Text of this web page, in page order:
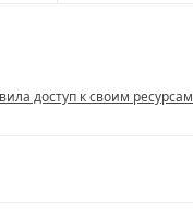
доступ к своим ресурсам